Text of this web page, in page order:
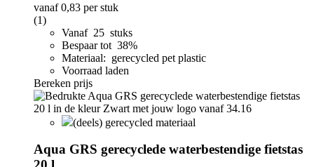
vanaf0,83 per stuk
(1)
Vanaf 25 stuks
Bespaar tot 38%
Materiaal: gerecycled pet plastic
Voorraad laden
Bereken prijs
(deels) gerecycled materiaal
Aqua GRS gerecyclede waterbestendige fietstas